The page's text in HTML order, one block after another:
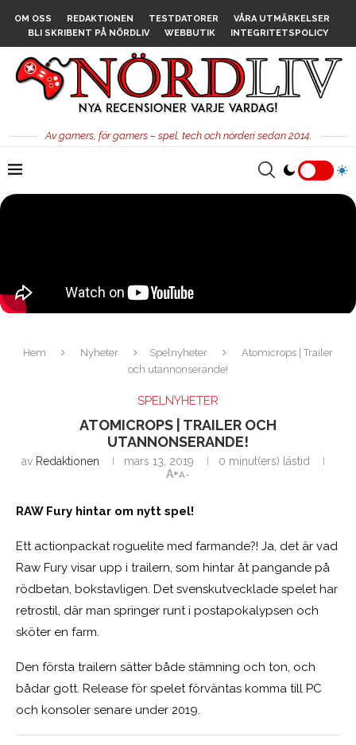
OM OSS REDAKTIONEN TESTDATORER
VÅRA UTMÄRKELSER
BLI SKRIBENT PÅ NÖRDLIV
WEBBUTIK INTEGRITETSPOLICY
Av gamers, för gamers – spel, tech och nörderi sedan 2014.
Hem Nyheter Spelnyheter
Atomicrops | Trailer
och utannonserande!
SPELNYHETER
ATOMICROPS | TRAILER OCH
UTANNONSERANDE!
av Redaktionen mars 13, 2019
0 minut(ers) lästid
A+A-
RAW Fury hintar om nytt spel!
Ett actionpackat roguelite med farmande?! Ja, det är vad
Raw Fury visar upp i trailern, som hintar åt pangande på
rödbetan, bokstavligen. Det svenskutvecklade spelet har
retrostil, där man springer runt i postapokalypsen och
sköter en farm.
Den första trailern sätter både stämning och ton, och
bådar gott. Release för spelet förväntas komma till PC
och konsoler senare under 2019.